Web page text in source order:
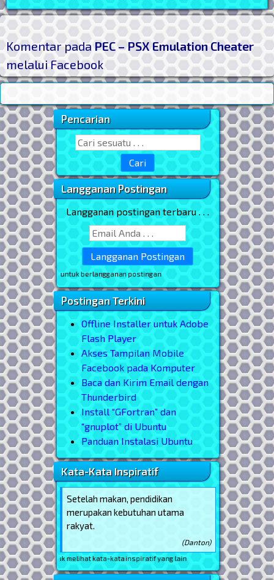
Komentar padaPEC – PSX Emulation Cheater
melalui Facebook
Sidebar Utama
Pencarian
Search for:
Langganan Postingan
Langganan postingan terbaru . . .
email Anda untuk berlangganan postingan
Postingan Terkini
Offline Installer untuk Adobe
Flash Player
Akses Tampilan Mobile
Facebook pada Komputer
Baca dan Kirim Email dengan
Thunderbird
Install “GFortran” dan
“gnuplot” di Ubuntu
Panduan Instalasi Ubuntu
Kata-Kata Inspiratif
Setelah makan, pendidikan
merupakan kebutuhan utama
rakyat.
(Danton)
ini, untuk melihat kata-kata inspiratif yang lain